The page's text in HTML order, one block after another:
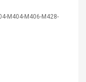
M404-M406-M428-